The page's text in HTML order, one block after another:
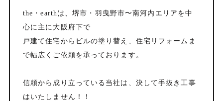
the・earthは、堺市・羽曳野市〜南河内エリアを中
心に主に大阪府下で
戸建て住宅からビルの塗り替え、住宅リフォームま
で幅広くご依頼を承っております。
信頼から成り立っている当社は、決して手抜き工事
はいたしません！！